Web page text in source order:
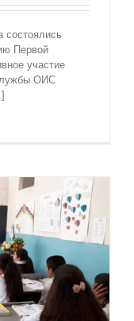
состоялись
Первой
участие
ОИС